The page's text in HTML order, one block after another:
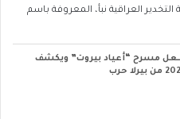
العراقية نبأ، المعروفة باسم
مسرح “أعياد بيروت” ويكشف